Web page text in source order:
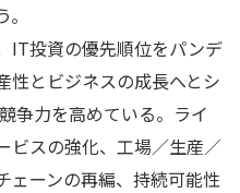
IT投資の優先順位をパンデ
性とビジネスの成長へとシ
争力を高めている。ライ
ビスの強化、工場／生産／
ェーンの再編、持続可能性